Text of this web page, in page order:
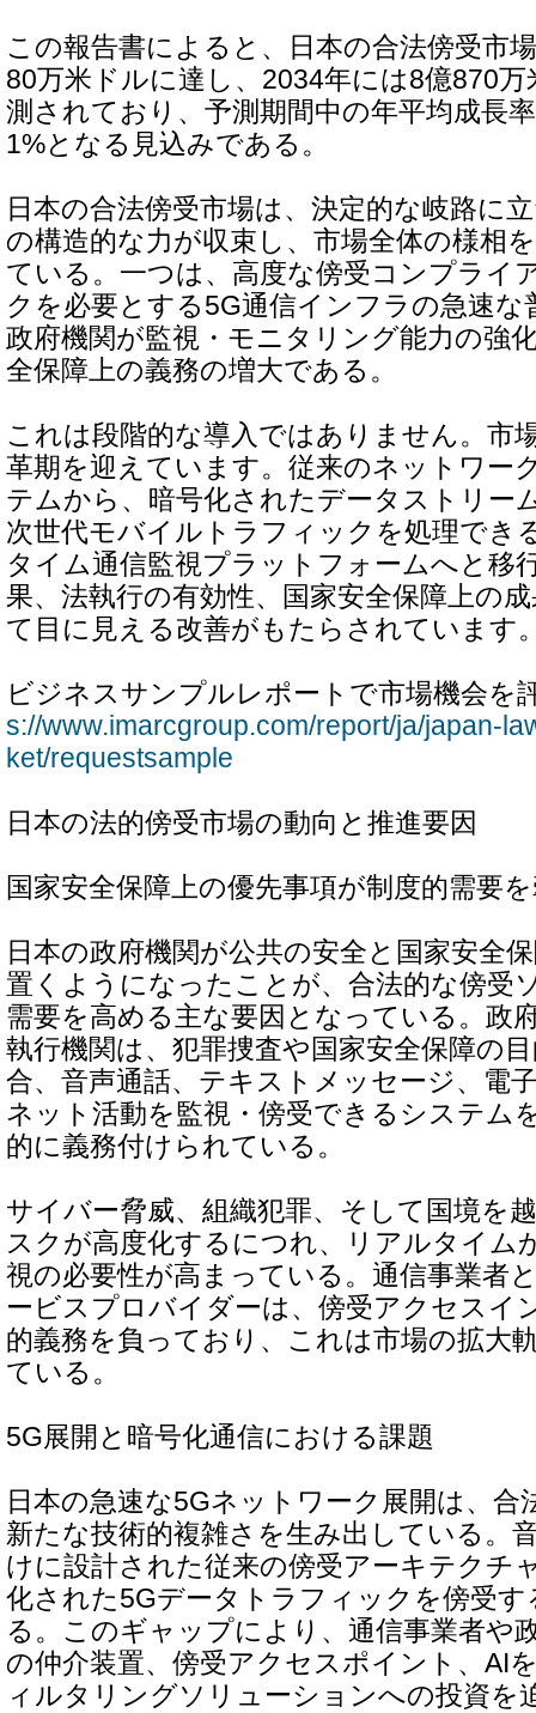
この報告書によると、日本の合法傍受市
80万米ドルに達し、2034年には8億870
測されており、予測期間中の年平均成長
1%となる見込みである。
日本の合法傍受市場は、決定的な岐路に
の構造的な力が収束し、市場全体の様相
ている。一つは、高度な傍受コンプライ
クを必要とする5G通信インフラの急速な
政府機関が監視・モニタリング能力の強
全保障上の義務の増大である。
これは段階的な導入ではありません。市
革期を迎えています。従来のネットワー
テムから、暗号化されたデータストリー
次世代モバイルトラフィックを処理でき
タイム通信監視プラットフォームへと移
果、法執行の有効性、国家安全保障上の
て目に見える改善がもたらされています
ビジネスサンプルレポートで市場機会を
s://www.imarcgroup.com/report/ja/japan-
ket/requestsample
日本の法的傍受市場の動向と推進要因
国家安全保障上の優先事項が制度的需要
日本の政府機関が公共の安全と国家安全
置くようになったことが、合法的な傍受
需要を高める主な要因となっている。政
執行機関は、犯罪捜査や国家安全保障の
合、音声通話、テキストメッセージ、電
ネット活動を監視・傍受できるシステム
的に義務付けられている。
サイバー脅威、組織犯罪、そして国境を
スクが高度化するにつれ、リアルタイム
視の必要性が高まっている。通信事業者
ービスプロバイダーは、傍受アクセスイ
的義務を負っており、これは市場の拡大
ている。
5G展開と暗号化通信における課題
日本の急速な5Gネットワーク展開は、合
新たな技術的複雑さを生み出している。
けに設計された従来の傍受アーキテクチ
化された5Gデータトラフィックを傍受
る。このギャップにより、通信事業者や
の仲介装置、傍受アクセスポイント、AI
ィルタリングソリューションへの投資を